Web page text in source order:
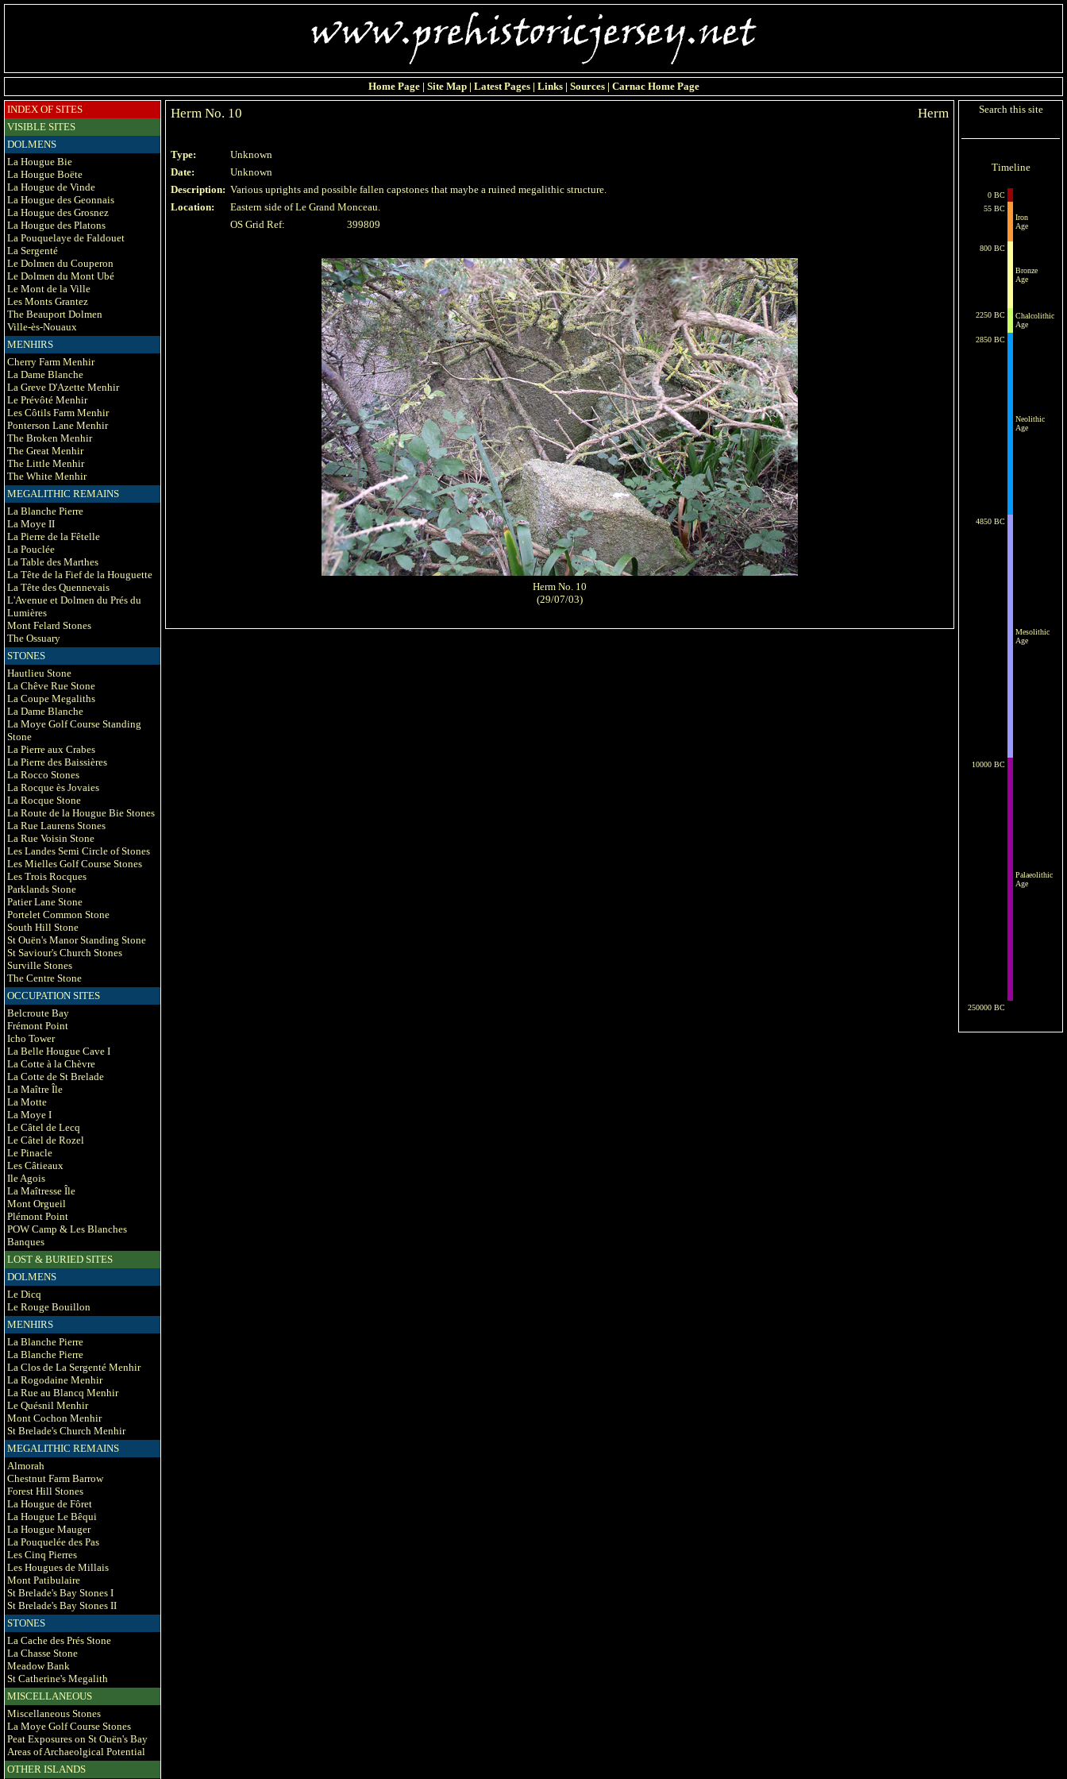
Home Page| Site Map| Latest Pages| Links| Sources| Carnac Home Page
INDEX OF SITES
VISIBLE SITES
DOLMENS
La Hougue Bie
La Hougue Boëte
La Hougue de Vinde
La Hougue des Geonnais
La Hougue des Grosnez
La Hougue des Platons
La Pouquelaye de Faldouet
La Sergenté
Le Dolmen du Couperon
Le Dolmen du Mont Ubé
Le Mont de la Ville
Les Monts Grantez
The Beauport Dolmen
Ville-ès-Nouaux
MENHIRS
Cherry Farm Menhir
La Dame Blanche
La Greve D'Azette Menhir
Le Prévôté Menhir
Les Côtils Farm Menhir
Ponterson Lane Menhir
The Broken Menhir
The Great Menhir
The Little Menhir
The White Menhir
MEGALITHIC REMAINS
La Blanche Pierre
La Moye II
La Pierre de la Fêtelle
La Pouclée
La Table des Marthes
La Tête de la Fief de la Houguette
La Tête des Quennevais
L'Avenue et Dolmen du Prés du
Lumières
Mont Felard Stones
The Ossuary
STONES
Hautlieu Stone
La Chêve Rue Stone
La Coupe Megaliths
La Dame Blanche
La Moye Golf Course Standing
Stone
La Pierre aux Crabes
La Pierre des Baissières
La Rocco Stones
La Rocque ès Jovaies
La Rocque Stone
La Route de la Hougue Bie Stones
La Rue Laurens Stones
La Rue Voisin Stone
Les Landes Semi Circle of Stones
Les Mielles Golf Course Stones
Les Trois Rocques
Parklands Stone
Patier Lane Stone
Portelet Common Stone
South Hill Stone
St Ouën's Manor Standing Stone
St Saviour's Church Stones
Surville Stones
The Centre Stone
OCCUPATION SITES
Belcroute Bay
Frémont Point
Icho Tower
La Belle Hougue Cave I
La Cotte à la Chèvre
La Cotte de St Brelade
La Maître Île
La Motte
La Moye I
Le Câtel de Lecq
Le Câtel de Rozel
Le Pinacle
Les Câtieaux
Ile Agois
La Maîtresse Île
Mont Orgueil
Plémont Point
POW Camp & Les Blanches
Banques
LOST & BURIED SITES
DOLMENS
Le Dicq
Le Rouge Bouillon
MENHIRS
La Blanche Pierre
La Blanche Pierre
La Clos de La Sergenté Menhir
La Rogodaine Menhir
La Rue au Blancq Menhir
Le Quésnil Menhir
Mont Cochon Menhir
St Brelade's Church Menhir
MEGALITHIC REMAINS
Almorah
Chestnut Farm Barrow
Forest Hill Stones
La Hougue de Fôret
La Hougue Le Bêqui
La Hougue Mauger
La Pouquelée des Pas
Les Cinq Pierres
Les Hougues de Millais
Mont Patibulaire
St Brelade's Bay Stones I
St Brelade's Bay Stones II
STONES
La Cache des Prés Stone
La Chasse Stone
Meadow Bank
St Catherine's Megalith
MISCELLANEOUS
Miscellaneous Stones
La Moye Golf Course Stones
Peat Exposures on St Ouën's Bay
Areas of Archaeolgical Potential
OTHER ISLANDS
Herm No. 10 Herm
Type:
Unknown
Date:
Unknown
Description: Various uprights and possible fallen capstones that maybe a ruined megalithic structure.
Location:
Eastern side of Le Grand Monceau.
OS Grid Ref:
399809
Herm No. 10
(29/07/03)
Search this site
Timeline
0 BC
55 BC
Iron
Age
800 BC
Bronze
Age
2250 BC
Chalcolithic
Age
2850 BC
Neolithic
Age
4850 BC
Mesolithic
Age
10000 BC
Palaeolithic
Age
250000 BC